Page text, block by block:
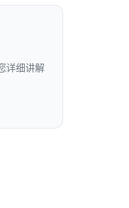
详细讲解